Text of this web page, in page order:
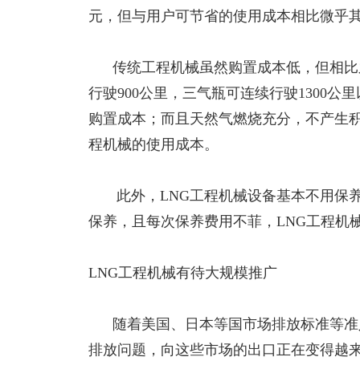
元，但与用户可节省的使用成本相比微乎
传统工程机械虽然购置成本低，但相比
行驶900公里，三气瓶可连续行驶1300公
购置成本；而且天然气燃烧充分，不产生
程机械的使用成本。
此外， LNG工程机械设备基本不用保
保养，且每次保养费用不菲，LNG工程机
LNG工程机械有待大规模推广
随着美国、日本等国市场排放标准等准
排放问题，向这些市场的出口正在变得越